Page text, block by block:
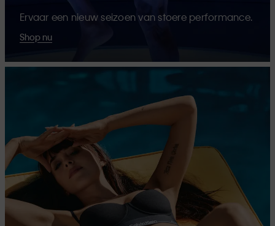
Ervaar een nieuw seizoen van stoere performance.
Shop nu